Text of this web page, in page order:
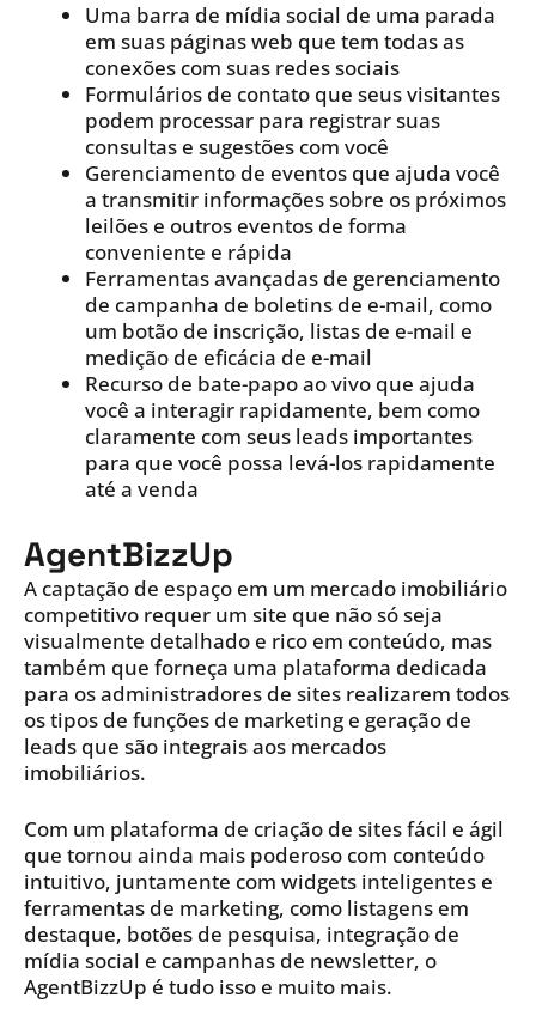
Uma barra de mídia social de uma parada
em suas páginas web que tem todas as
conexões com suas redes sociais
Formulários de contato que seus visitantes
podem processar para registrar suas
consultas e sugestões com você
Gerenciamento de eventos que ajuda você
a transmitir informações sobre os próximos
leilões e outros eventos de forma
conveniente e rápida
Ferramentas avançadas de gerenciamento
de campanha de boletins de e-mail, como
um botão de inscrição, listas de e-mail e
medição de eficácia de e-mail
Recurso de bate-papo ao vivo que ajuda
você a interagir rapidamente, bem como
claramente com seus leads importantes
para que você possa levá-los rapidamente
até a venda
AgentBizzUp
A captação de espaço em um mercado imobiliário
competitivo requer um site que não só seja
visualmente detalhado e rico em conteúdo, mas
também que forneça uma plataforma dedicada
para os administradores de sites realizarem todos
os tipos de funções de marketing e geração de
leads que são integrais aos mercados
imobiliários.
Com um plataforma de criação de sites fácil e ágil
que tornou ainda mais poderoso com conteúdo
intuitivo, juntamente com widgets inteligentes e
ferramentas de marketing, como listagens em
destaque, botões de pesquisa, integração de
mídia social e campanhas de newsletter, o
AgentBizzUp é tudo isso e muito mais.